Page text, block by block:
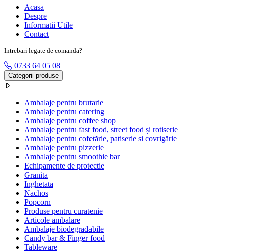
Acasa
Despre
Informatii Utile
Contact
Intrebari legate de comanda?
0733 64 05 08
Categorii produse
Ambalaje pentru brutarie
Ambalaje pentru catering
Ambalaje pentru coffee shop
Ambalaje pentru fast food, street food și rotiserie
Ambalaje pentru cofetărie, patiserie si covrigărie
Ambalaje pentru pizzerie
Ambalaje pentru smoothie bar
Echipamente de protectie
Granita
Inghetata
Nachos
Popcorn
Produse pentru curatenie
Articole ambalare
Ambalaje biodegradabile
Candy bar & Finger food
Tableware